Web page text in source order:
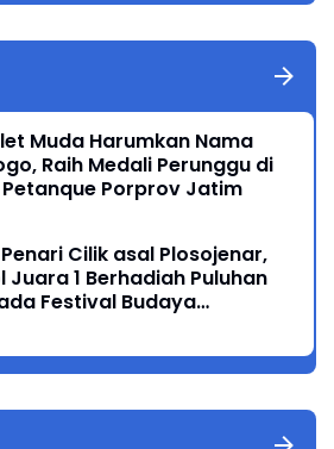
Muda Harumkan Nama
Raih Medali Perunggu di
Porprov Jatim
Cilik asal Plosojenar,
Juara 1 Berhadiah Puluhan
Festival Budaya